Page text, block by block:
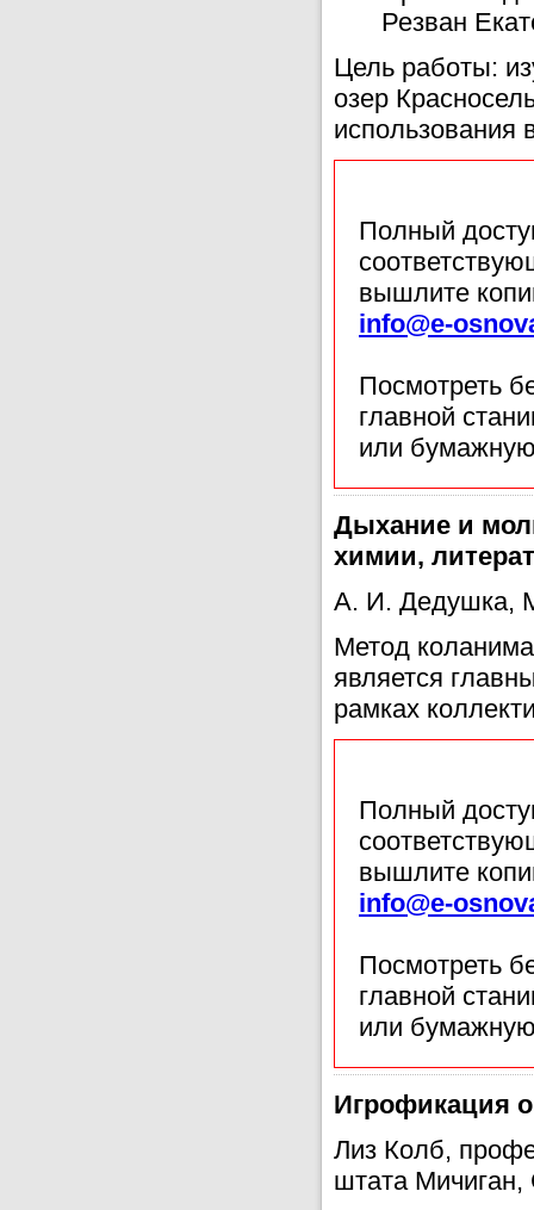
Резван
Цель работы:
озер
использования
Полный
вышлите
info@e-
Посмотреть
главной
или
Дыхание и
химии,
А. И. Дедушка,
Метод
является
рамках
Полный
вышлите
info@e-
Посмотреть
главной
или
Игрофикация
Лиз Колб,
штата